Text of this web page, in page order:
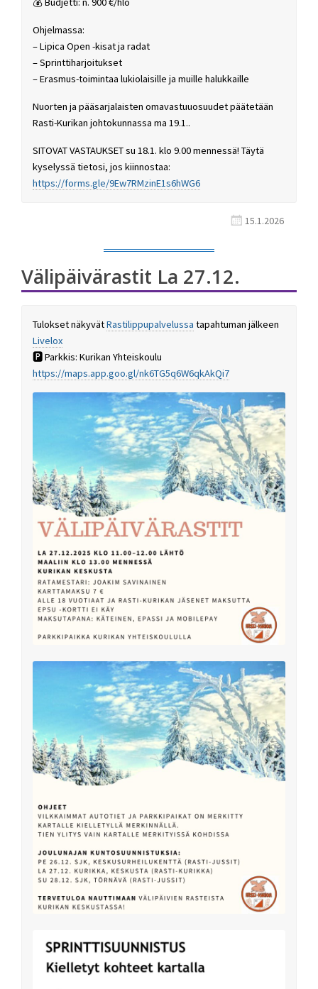
Ohjelmassa:
– Lipica Open -kisat ja radat
– Sprinttiharjoitukset
– Erasmus-toimintaa lukiolaisille ja muille halukkaille
Nuorten ja pääsarjalaisten omavastuuosuudet päätetään
Rasti-Kurikan johtokunnassa ma 19.1..
SITOVAT VASTAUKSET su 18.1. klo 9.00 mennessä! Täytä
kyselyssä tietosi, jos kiinnostaa:
https://forms.gle/9Ew7RMzinE1s6hWG6
15.1.2026
Välipäivärastit La 27.12.
Tulokset näkyvätRastilippupalvelussa tapahtuman jälkeen
Livelox
🅿️ Parkkis: Kurikan Yhteiskoulu
https://maps.app.goo.gl/nk6TG5q6W6qkAkQi7